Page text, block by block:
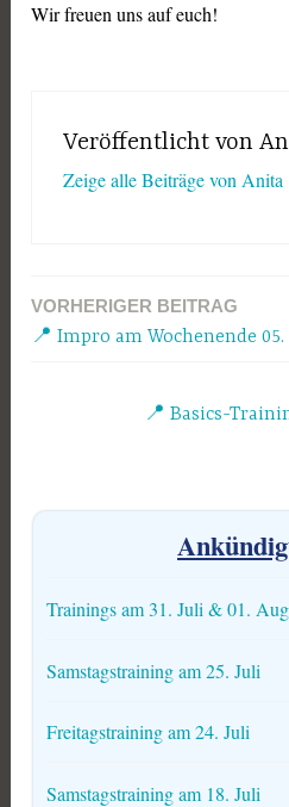
Wir freuen uns auf euch!
Veröffentlicht von
Zeige alle Beiträge von Anita
Beitragsnavigation
VORHERIGER BEITRAG
📍 Impro am Wochenende 05.
📍 Basics-
Trainings am 31. Juli & 01.
Samstagstraining am 25. Juli
Freitagstraining am 24. Juli
Samstagstraining am 18. Juli